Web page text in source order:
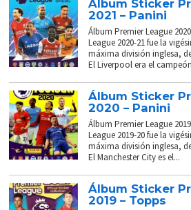
Álbum Sticker
2021 – Panini
Álbum Premier League
League 2020-21 fue la
máxima división inglesa,
El Liverpool era el
Álbum Sticker
2020 – Panini
Álbum Premier League
League 2019-20 fue la
máxima división inglesa,
El Manchester City es el...
Álbum Sticker
2019 – Topps